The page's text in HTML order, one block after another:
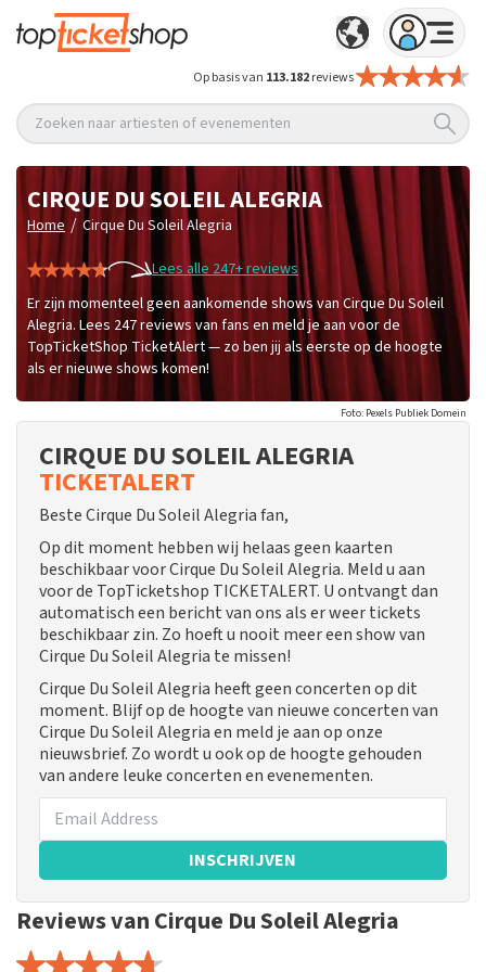
Op basis van 113.182reviews
Zoeken naar artiesten of evenementen
CIRQUE DU SOLEIL ALEGRIA
Home / Cirque Du Soleil Alegria
Lees alle 247+ reviews
Er zijn momenteel geen aankomende shows van Cirque Du Soleil
Alegria. Lees 247 reviews van fans en meld je aan voor de
TopTicketShop TicketAlert — zo ben jij als eerste op de hoogte
als er nieuwe shows komen!
Foto: Pexels Publiek Domein
CIRQUE DU SOLEIL ALEGRIA
TICKETALERT
Beste Cirque Du Soleil Alegria fan,
Op dit moment hebben wij helaas geen kaarten
beschikbaar voor Cirque Du Soleil Alegria. Meld u aan
voor de TopTicketshop TICKETALERT. U ontvangt dan
automatisch een bericht van ons als er weer tickets
beschikbaar zin. Zo hoeft u nooit meer een show van
Cirque Du Soleil Alegria te missen!
Cirque Du Soleil Alegria heeft geen concerten op dit
moment. Blijf op de hoogte van nieuwe concerten van
Cirque Du Soleil Alegria en meld je aan op onze
nieuwsbrief. Zo wordt u ook op de hoogte gehouden
van andere leuke concerten en evenementen.
INSCHRIJVEN
Reviews van Cirque Du Soleil Alegria